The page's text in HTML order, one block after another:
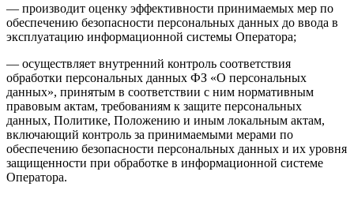
— производит оценку эффективности принимаемых мер по
обеспечению безопасности персональных данных до ввода в
эксплуатацию информационной системы Оператора;
— осуществляет внутренний контроль соответствия
обработки персональных данных ФЗ «О персональных
данных», принятым в соответствии с ним нормативным
правовым актам, требованиям к защите персональных
данных, Политике, Положению и иным локальным актам,
включающий контроль за принимаемыми мерами по
обеспечению безопасности персональных данных и их уровня
защищенности при обработке в информационной системе
Оператора.